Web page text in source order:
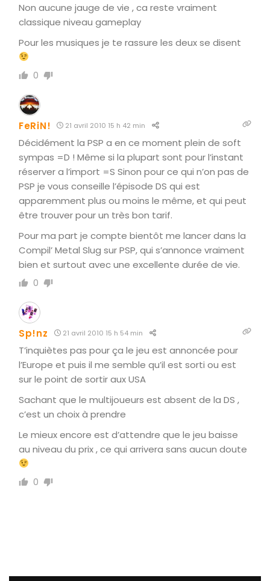
Non aucune jauge de vie , ca reste vraiment
classique niveau gameplay
Pour les musiques je te rassure les deux se disent
0
FeRiN! 21 avril 2010 15 h 42 min
Décidément la PSP a en ce moment plein de soft
sympas =D ! Même si la plupart sont pour l’instant
réserver a l’import =S Sinon pour ce qui n’on pas de
PSP je vous conseille l’épisode DS qui est
apparemment plus ou moins le même, et qui peut
être trouver pour un très bon tarif.
Pour ma part je compte bientôt me lancer dans la
Compil’ Metal Slug sur PSP, qui s’annonce vraiment
bien et surtout avec une excellente durée de vie.
0
Sp!nz 21 avril 2010 15 h 54 min
T’inquiètes pas pour ça le jeu est annoncée pour
l’Europe et puis il me semble qu’il est sorti ou est
sur le point de sortir aux USA
Sachant que le multijoueurs est absent de la DS ,
c’est un choix à prendre
Le mieux encore est d’attendre que le jeu baisse
au niveau du prix , ce qui arrivera sans aucun doute
0